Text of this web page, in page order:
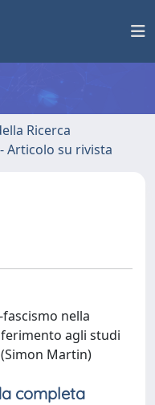
Ricerca
Articolo su rivista
nella
agli studi
Martin)
completa